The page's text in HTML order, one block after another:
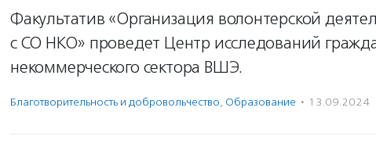
Факультатив «Организация волонтерской
с СО НКО» проведет Центр исследований
некоммерческого сектора ВШЭ.
Благотвори­тель­ность и доброволь­чест­во, Образование · 13.09.2024